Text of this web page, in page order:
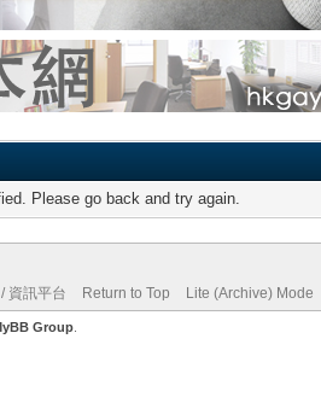
Please go back and try again.
資訊平台 Return to Top Lite (Archive) Mode
Group